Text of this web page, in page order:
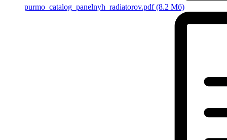
purmo_catalog_panelnyh_radiatorov.pdf(8.2 Мб)